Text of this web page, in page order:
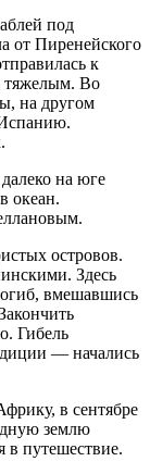
под
от Пиренейского
к
тяжелым. Во
на другом
Испанию.
на юге
океан.
островов.
Здесь
вмешавшись
Гибель
— начались
в сентябре
землю
в путешествие.